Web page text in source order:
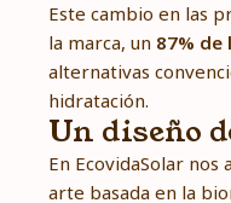
Este cambio en las
la marca, un 87% de
alternativas
hidratación.
Un diseño
En EcovidaSolar
arte basada en la